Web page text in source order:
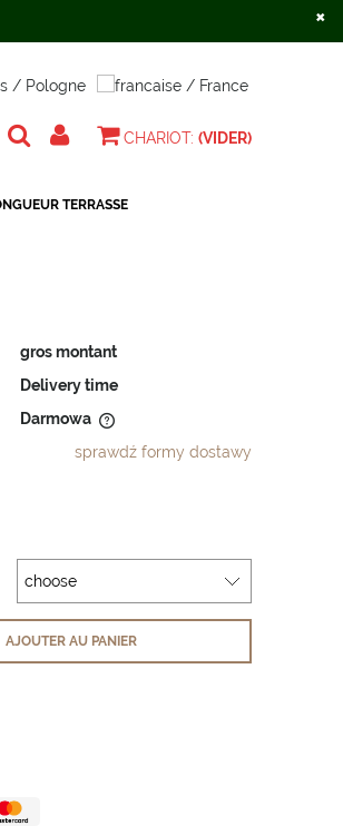
CHARIOT: (VIDER)
TERRASSE
gros montant
Delivery time
Darmowa
sprawdź formy dostawy
AJOUTER AU PANIER
×